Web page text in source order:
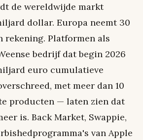
de wereldwijde markt
dollar. Europa neemt 30
rekening. Platformen als
bedrijf dat begin 2026
euro cumulatieve
met meer dan 10
producten — laten zien dat
is. Back Market, Swappie,
van Apple